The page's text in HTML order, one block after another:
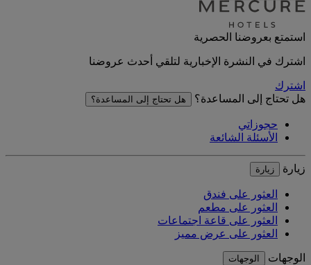
استمتع بعروضنا الحصرية
اشترك في النشرة الإخبارية لتلقي أحدث عروضنا
اشترك
هل تحتاج إلى المساعدة؟
هل تحتاج إلى المساعدة؟
حجوزاتي
الأسئلة الشائعة
زيارة زيارة
العثور على فندق
العثور على مطعم
العثور على قاعة اجتماعات
العثور على عرض مميز
الوجهات الوجهات